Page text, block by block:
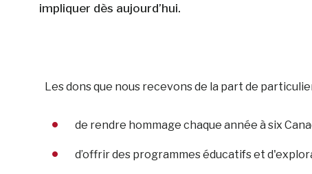
impliquer dès aujourd’hui.
Les dons que nous recevons de la part de
de rendre hommage chaque année à six
d’offrir des programmes éducatifs et